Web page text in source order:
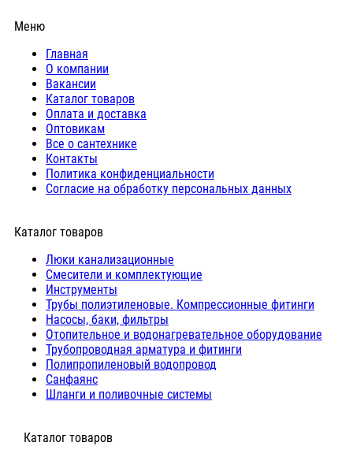
Меню
Главная
О компании
Вакансии
Каталог товаров
Оплата и доставка
Оптовикам
Все о сантехнике
Контакты
Политика конфиденциальности
Согласие на обработку персональных данных
Каталог товаров
Люки канализационные
Cмесители и комплектующие
Инструменты
Трубы полиэтиленовые. Компрессионные фитинги
Насосы, баки, фильтры
Отопительное и водонагревательное оборудование
Трубопроводная арматура и фитинги
Полипропиленовый водопровод
Санфаянс
Шланги и поливочные системы
⠀Каталог товаров